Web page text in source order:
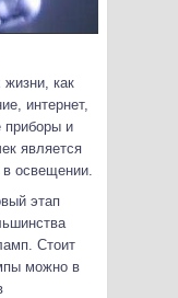
жизни, как
интернет,
приборы и
является
освещении.
этап
Стоит
можно в